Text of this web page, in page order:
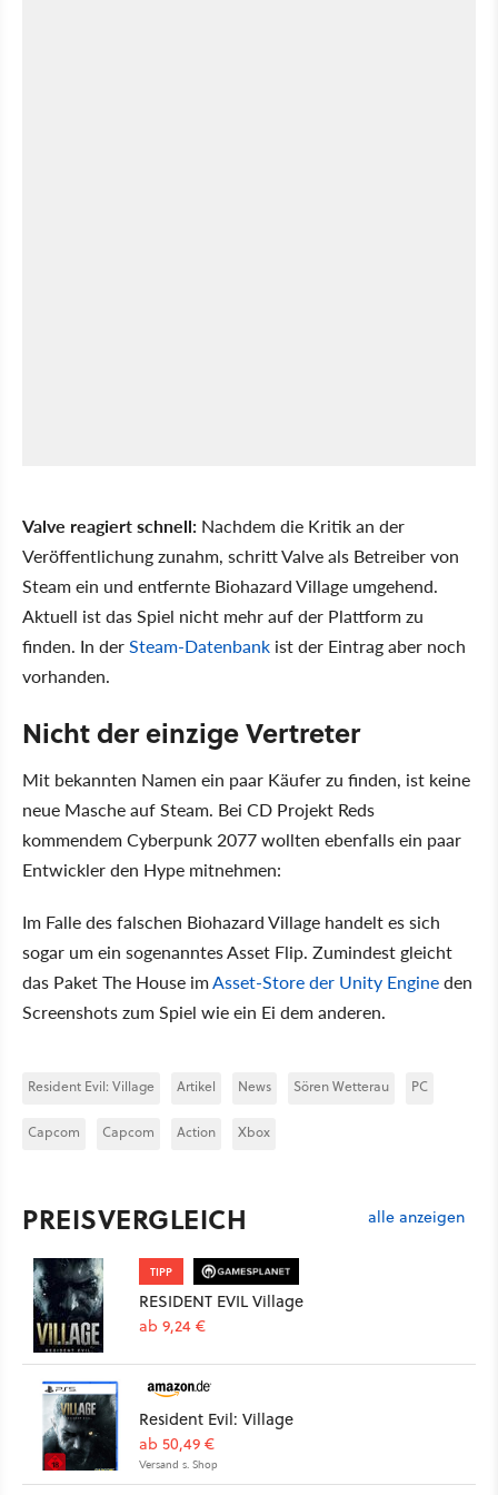
Valve reagiert schnell: Nachdem die Kritik an der
Veröffentlichung zunahm, schritt Valve als Betreiber von
Steam ein und entfernte Biohazard Village umgehend.
Aktuell ist das Spiel nicht mehr auf der Plattform zu
finden. In derSteam-Datenbank ist der Eintrag aber noch
vorhanden.
Nicht der einzige Vertreter
Mit bekannten Namen ein paar Käufer zu finden, ist keine
neue Masche auf Steam. Bei CD Projekt Reds
kommendem Cyberpunk 2077 wollten ebenfalls ein paar
Entwickler den Hype mitnehmen:
Im Falle des falschen Biohazard Village handelt es sich
sogar um ein sogenanntes Asset Flip. Zumindest gleicht
das Paket The House imAsset-Store der Unity Engineden
Screenshots zum Spiel wie ein Ei dem anderen.
Resident Evil: Village Artikel News Sören Wetterau PC
Capcom Capcom Action Xbox
PREISVERGLEICH alle anzeigen
TIPP
RESIDENT EVIL Village
ab 9,24 €
Resident Evil: Village
ab 50,49 €
Versand s. Shop